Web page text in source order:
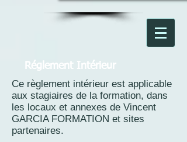
Réglement Intérieur
Ce règlement intérieur est applicable
aux stagiaires de la formation, dans
les locaux et annexes de Vincent
GARCIA FORMATION et sites
partenaires.